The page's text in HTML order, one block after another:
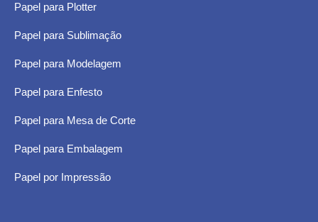
Papel para Plotter
Papel para Sublimação
Papel para Modelagem
Papel para Enfesto
Papel para Mesa de Corte
Papel para Embalagem
Papel por Impressão